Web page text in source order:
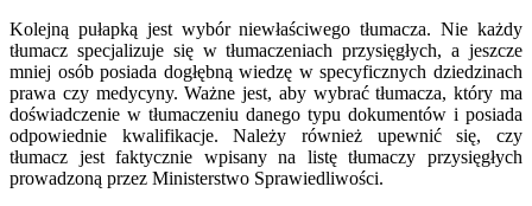
Kolejną pułapką jest wybór niewłaściwego tłumacza. Nie każdy
tłumacz specjalizuje się w tłumaczeniach przysięgłych, a jeszcze
mniej osób posiada dogłębną wiedzę w specyficznych dziedzinach
prawa czy medycyny. Ważne jest, aby wybrać tłumacza, który ma
doświadczenie w tłumaczeniu danego typu dokumentów i posiada
odpowiednie kwalifikacje. Należy również upewnić się, czy
tłumacz jest faktycznie wpisany na listę tłumaczy przysięgłych
prowadzoną przez Ministerstwo Sprawiedliwości.